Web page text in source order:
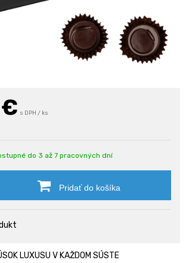
€ s DPH / ks
do 3 až 7 pracovných dní
Pridať do košíka
LUXUSU V KAŽDOM SÚSTE